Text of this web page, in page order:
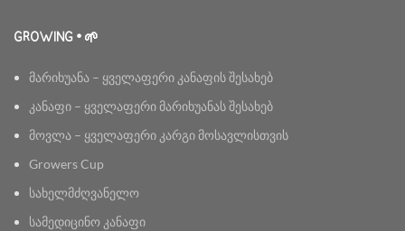
GROWING • 🌱
მარიხუანა – ყველაფერი კანაფის შესახებ
კანაფი – ყველაფერი მარიხუანას შესახებ
მოვლა – ყველაფერი კარგი მოსავლისთვის
Growers Cup
სახელმძღვანელო
სამედიცინო კანაფი